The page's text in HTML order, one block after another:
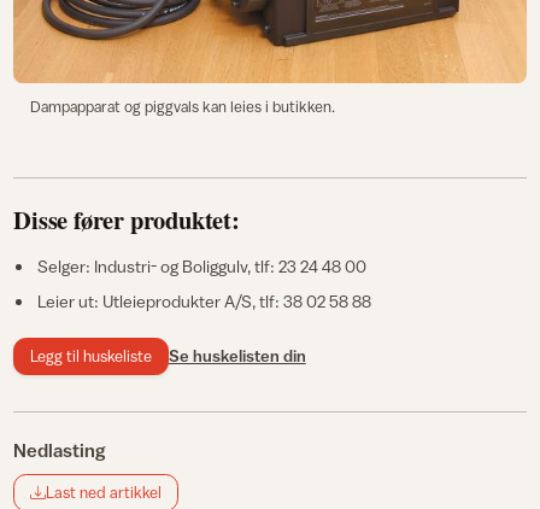
Dampapparat og piggvals kan leies i butikken.
Disse fører produktet:
Selger: Industri- og Boliggulv, tlf: 23 24 48 00
Leier ut: Utleieprodukter A/S, tlf: 38 02 58 88
Legg til huskeliste Se huskelisten din
Nedlasting
Last ned artikkel